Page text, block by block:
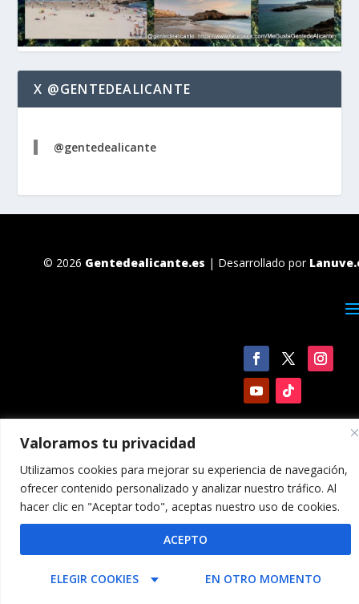
Valoramos tu privacidad
Utilizamos cookies para mejorar su experiencia de navegación,
ofrecer contenido personalizado y analizar nuestro tráfico. Al
hacer clic en "Aceptar todo", aceptas nuestro uso de cookies.
ELEGIR COOKIES EN OTRO MOMENTO
ACEPTO
X @GENTEDEALICANTE
@gentedealicante
© 2026 Gentedealicante.es | Desarrollado por